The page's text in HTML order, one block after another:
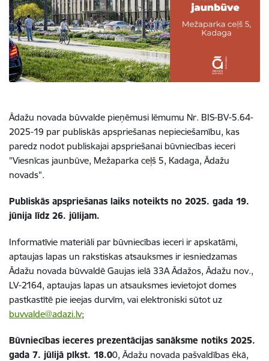
Ādažu novada būvvalde pieņēmusi lēmumu Nr. BIS-BV-5.64-
2025-19 par publiskās apspriešanas nepieciešamību, kas
paredz nodot publiskajai apspriešanai būvniecības ieceri
"Viesnīcas jaunbūve, Mežaparka ceļš 5, Kadaga, Ādažu
novads".
Publiskās apspriešanas laiks noteikts no 2025. gada 19.
jūnija līdz 26. jūlijam.
Informatīvie materiāli par būvniecības ieceri ir apskatāmi,
aptaujas lapas un rakstiskas atsauksmes ir iesniedzamas
Ādažu novada būvvaldē Gaujas ielā 33A Ādažos, Ādažu nov.,
LV-2164, aptaujas lapas un atsauksmes ievietojot domes
pastkastītē pie ieejas durvīm, vai elektroniski sūtot uz
buvvalde@adazi.lv;
Būvniecības ieceres prezentācijas sanāksme notiks 2025.
gada 7. jūlijā plkst. 18.00, Ādažu novada pašvaldības ēkā,